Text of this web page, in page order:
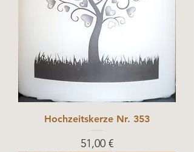
Hochzeitskerze Nr. 353
Prix
51,00 €